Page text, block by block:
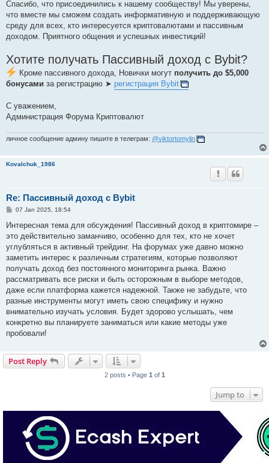
Спасибо, что присоединились к нашему сообществу! Мы уверены,
что вместе мы сможем создать информативную и поддерживающую
среду для всех, кто интересуется криптовалютами и пассивным
доходом. Приятного общения и успешных инвестиций!
Хотите получать Пассивный доход с Bybit?
Кроме пассивного дохода, Новички могут получить до $5,000
бонусами за регистрацию ➤ регистрация Bybit
С уважением,
Администрация Форума Криптовалют
личное сообщение админу пишите в телеграм: @viktortomylin
Kovalchuk_1986
Re: Пассивный доход с Bybit
P
s
07 Jan 2025, 18:54
Интересная тема для обсуждения! Пассивный доход в криптомире –
это действительно заманчиво, особенно для тех, кто не хочет
углубляться в активный трейдинг. На форумах уже давно можно
заметить интерес к различным стратегиям, которые позволяют
получать доход без постоянного мониторинга рынка. Важно
рассматривать все риски и быть осторожным в выборе методов,
даже если платформа кажется надежной. Также не забудьте, что
разные инструменты могут иметь свою специфику и нужно
внимательно изучать условия. Будет здорово услышать, чем
конкретно вы планируете заниматься или какие методы уже
пробовали!
Post Reply
2 posts • Page 1 of 1
Jump to